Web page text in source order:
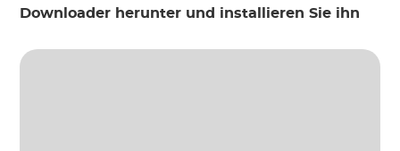
Downloader herunter und installieren Sie ihn